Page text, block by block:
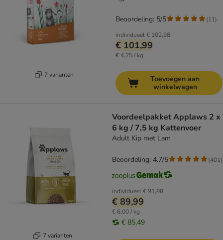
7 varianten
individueel€ 102,98
€ 101,99
€ 4,25 / kg
Beoordeling: 5/5 (11)
Toevoegen aan
winkelwagen
7 varianten
Voordeelpakket Applaws 2 x
6 kg / 7,5 kg Kattenvoer
Adult Kip met Lam
individueel€ 91,98
€ 89,99
€ 6,00 / kg
€ 85,49
Beoordeling: 4.7/5 (401)